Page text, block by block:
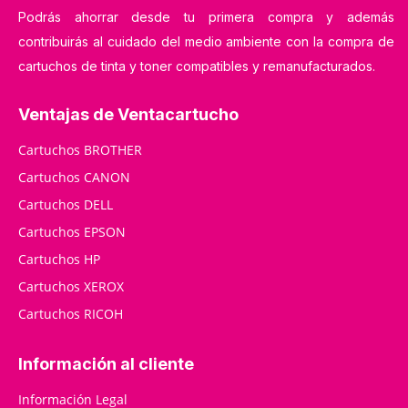
Podrás ahorrar desde tu primera compra y además
contribuirás al cuidado del medio ambiente con la compra de
cartuchos de tinta y toner compatibles y remanufacturados.
Ventajas de Ventacartucho
Cartuchos BROTHER
Cartuchos CANON
Cartuchos DELL
Cartuchos EPSON
Cartuchos HP
Cartuchos XEROX
Cartuchos RICOH
Información al cliente
Información Legal